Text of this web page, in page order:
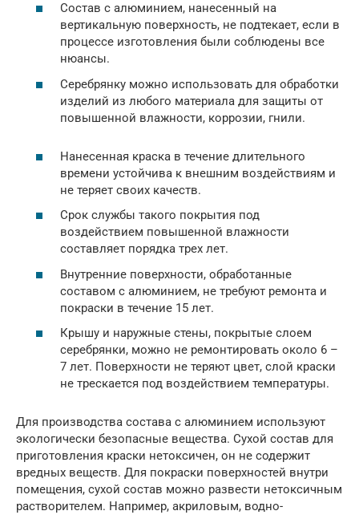
Состав с алюминием, нанесенный на
вертикальную поверхность, не подтекает, если в
процессе изготовления были соблюдены все
нюансы.
Серебрянку можно использовать для обработки
изделий из любого материала для защиты от
повышенной влажности, коррозии, гнили.
Нанесенная краска в течение длительного
времени устойчива к внешним воздействиям и
не теряет своих качеств.
Срок службы такого покрытия под
воздействием повышенной влажности
составляет порядка трех лет.
Внутренние поверхности, обработанные
составом с алюминием, не требуют ремонта и
покраски в течение 15 лет.
Крышу и наружные стены, покрытые слоем
серебрянки, можно не ремонтировать около 6 –
7 лет. Поверхности не теряют цвет, слой краски
не трескается под воздействием температуры.
Для производства состава с алюминием используют
экологически безопасные вещества. Сухой состав для
приготовления краски нетоксичен, он не содержит
вредных веществ. Для покраски поверхностей внутри
помещения, сухой состав можно развести нетоксичным
растворителем. Например, акриловым, водно-